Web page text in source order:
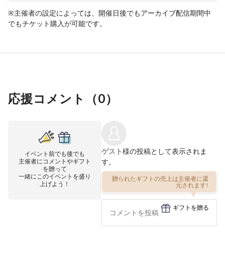
※主催者の設定によっては、開催日後でもアーカイブ配信期間中
でもチケット購入が可能です。
応援コメント（0）
イベント前でも後でも
主催者にコメントやギフト
を贈って
一緒にこのイベントを盛り
上げよう！
ゲスト様の投稿として表示されま
す。
贈られたギフトの売上は主催者に還
元されます!
ギフトを贈る